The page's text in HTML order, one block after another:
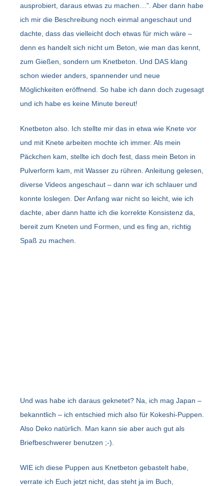
ausprobiert, daraus etwas zu machen…”. Aber dann habe
ich mir die Beschreibung noch einmal angeschaut und
dachte, dass das vielleicht doch etwas für mich wäre –
denn es handelt sich nicht um Beton, wie man das kennt,
zum Gießen, sondern um Knetbeton. Und DAS klang
schon wieder anders, spannender und neue
Möglichkeiten eröffnend. So habe ich dann doch zugesagt
und ich habe es keine Minute bereut!
Knetbeton also. Ich stellte mir das in etwa wie Knete vor
und mit Knete arbeiten mochte ich immer. Als mein
Päckchen kam, stellte ich doch fest, dass mein Beton in
Pulverform kam, mit Wasser zu rühren. Anleitung gelesen,
diverse Videos angeschaut – dann war ich schlauer und
konnte loslegen. Der Anfang war nicht so leicht, wie ich
dachte, aber dann hatte ich die korrekte Konsistenz da,
bereit zum Kneten und Formen, und es fing an, richtig
Spaß zu machen.
Und was habe ich daraus geknetet? Na, ich mag Japan –
bekanntlich – ich entschied mich also für Kokeshi-Puppen.
Also Deko natürlich. Man kann sie aber auch gut als
Briefbeschwerer benutzen ;-).
WIE ich diese Puppen aus Knetbeton gebastelt habe,
verrate ich Euch jetzt nicht, das steht ja im Buch,